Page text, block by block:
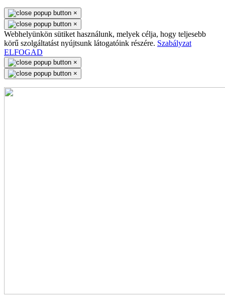
×
×
Webhelyünkön sütiket használunk, melyek célja, hogy teljesebb
körű szolgáltatást nyújtsunk látogatóink részére. Szabályzat
ELFOGAD
×
×